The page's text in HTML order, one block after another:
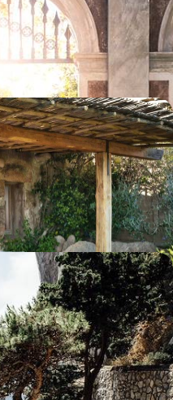
baroque, virtuose, ensoleillé et
La Sardaigne du Nord
trois temps, en privilégiant
- Capri et Praiano en
italienne dans les
le littoral et le large